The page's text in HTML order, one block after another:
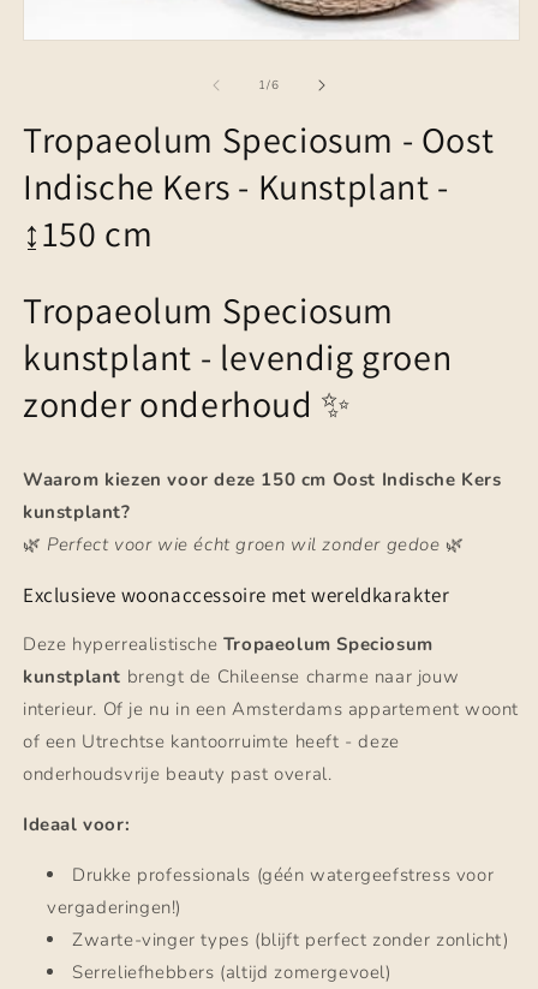
1/van
6
Tropaeolum Speciosum - Oost
Indische Kers - Kunstplant -
↨150 cm
Tropaeolum Speciosum
kunstplant - levendig groen
zonder onderhoud ✨
Waarom kiezen voor deze 150 cm Oost Indische Kers
kunstplant?
🌿 Perfect voor wie écht groen wil zonder gedoe 🌿
Exclusieve woonaccessoire met wereldkarakter
Deze hyperrealistische Tropaeolum Speciosum
kunstplant brengt de Chileense charme naar jouw
interieur. Of je nu in een Amsterdams appartement woont
of een Utrechtse kantoorruimte heeft - deze
onderhoudsvrije beauty past overal.
Ideaal voor:
Drukke professionals (géén watergeefstress voor
vergaderingen!)
Zwarte-vinger types (blijft perfect zonder zonlicht)
Serreliefhebbers (altijd zomergevoel)